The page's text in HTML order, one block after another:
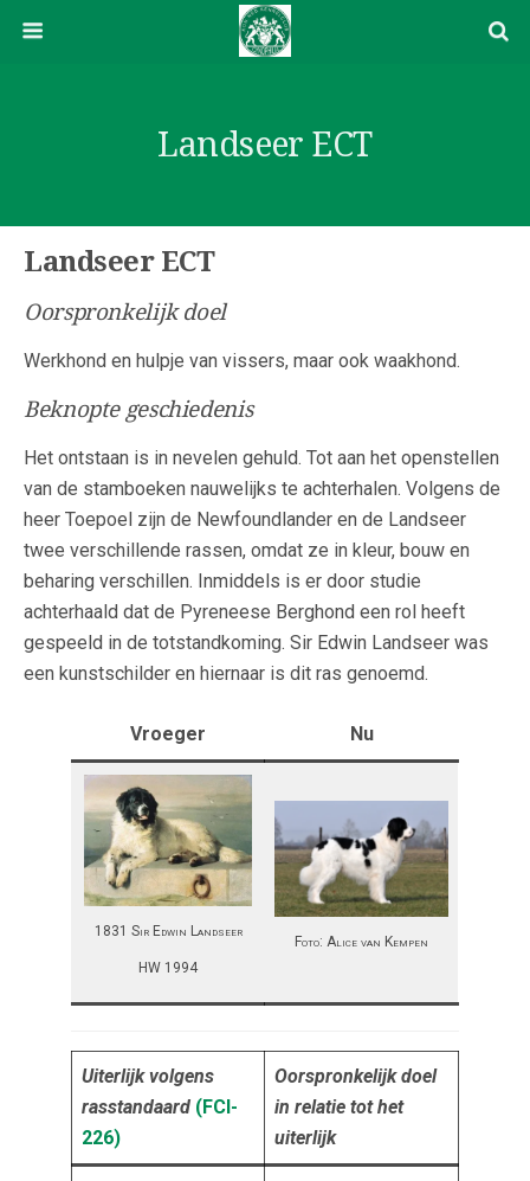
Landseer ECT
Landseer ECT
Oorspronkelijk doel
Werkhond en hulpje van vissers, maar ook waakhond.
Beknopte geschiedenis
Het ontstaan is in nevelen gehuld. Tot aan het openstellen
van de stamboeken nauwelijks te achterhalen. Volgens de
heer Toepoel zijn de Newfoundlander en de Landseer
twee verschillende rassen, omdat ze in kleur, bouw en
beharing verschillen. Inmiddels is er door studie
achterhaald dat de Pyreneese Berghond een rol heeft
gespeeld in de totstandkoming. Sir Edwin Landseer was
een kunstschilder en hiernaar is dit ras genoemd.
Vroeger Nu
1831 Sir Edwin Landseer
HW 1994
Foto: Alice van Kempen
Uiterlijk volgens
rasstandaard (FCI-
226)
Oorspronkelijk doel
in relatie tot het
uiterlijk